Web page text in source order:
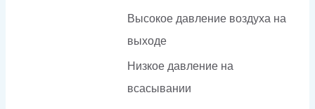
Высокое давление воздуха на
выходе
Низкое давление на
всасывании